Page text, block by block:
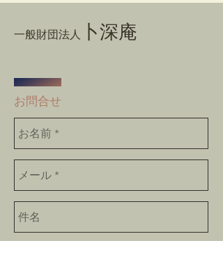
一般財団法人 卜深庵
​お問合せ